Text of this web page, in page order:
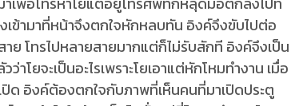
ข้ามาที่หน้าจึงตกใจหักหลบทัน อิงค์จึงขับไปต่อ
ย โทรไปหลายสายมากแต่ก็ไม่รับสักที อิงค์จึงเป็น
โยจะเป็นอะไรเพราะโยเอาแต่หักโหมทำงาน เมื่อ
ด อิงค์ต้องตกใจกับภาพที่เห็นคนที่มาเปิดประตู